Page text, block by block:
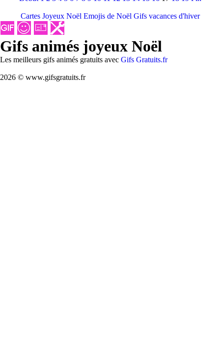
Cartes Joyeux Noël Emojis de Noël Gifs vacances d'hiver
Gifs animés joyeux Noël
Les meilleurs gifs animés gratuits avec Gifs Gratuits.fr
2026 © www.gifsgratuits.fr